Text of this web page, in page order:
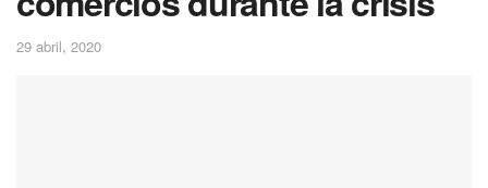
29 abril, 2020